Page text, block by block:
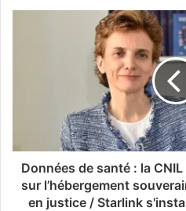
Données de santé : la
sur l’hébergement
en justice / Starlink